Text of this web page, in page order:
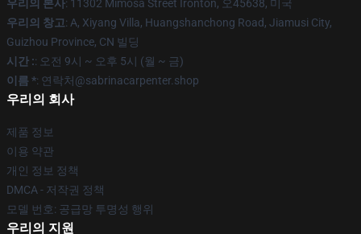
우리의 본사: 11302 Mimosa Street Ironton, 오45638, 미국
우리의 창고: A, Xiyang Villa, Huangshanchong Road, Jiamusi City,
Guizhou Province, CN 빌딩
시간 :: 오전 9시 ~ 오후 5시 (월 ~ 금)
이름 *: 연락처@sabrinacarpenter.shop
우리의 회사
제품 정보
이용 약관
개인 정보 정책
DMCA - 저작권 정책
모델 번호: 공급망 투명성 행위
우리의 지원